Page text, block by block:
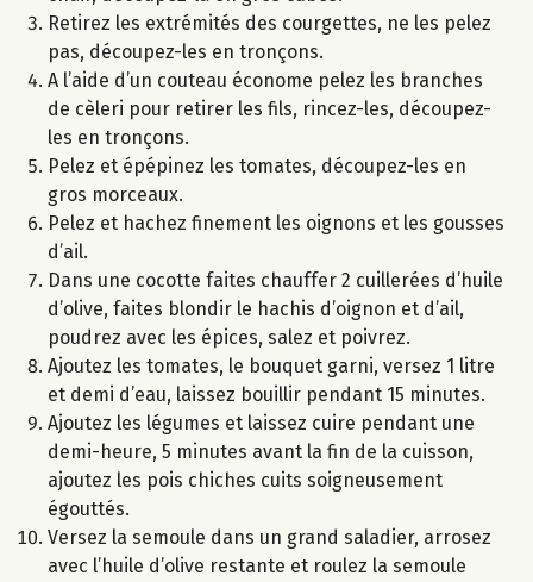
Retirez les extrémités des courgettes, ne les pelez
pas, découpez-les en tronçons.
A l’aide d’un couteau économe pelez les branches
de cèleri pour retirer les fils, rincez-les, découpez-
les en tronçons.
Pelez et épépinez les tomates, découpez-les en
gros morceaux.
Pelez et hachez finement les oignons et les gousses
d’ail.
Dans une cocotte faites chauffer 2 cuillerées d’huile
d’olive, faites blondir le hachis d’oignon et d’ail,
poudrez avec les épices, salez et poivrez.
Ajoutez les tomates, le bouquet garni, versez 1 litre
et demi d’eau, laissez bouillir pendant 15 minutes.
Ajoutez les légumes et laissez cuire pendant une
demi-heure, 5 minutes avant la fin de la cuisson,
ajoutez les pois chiches cuits soigneusement
égouttés.
Versez la semoule dans un grand saladier, arrosez
avec l’huile d’olive restante et roulez la semoule